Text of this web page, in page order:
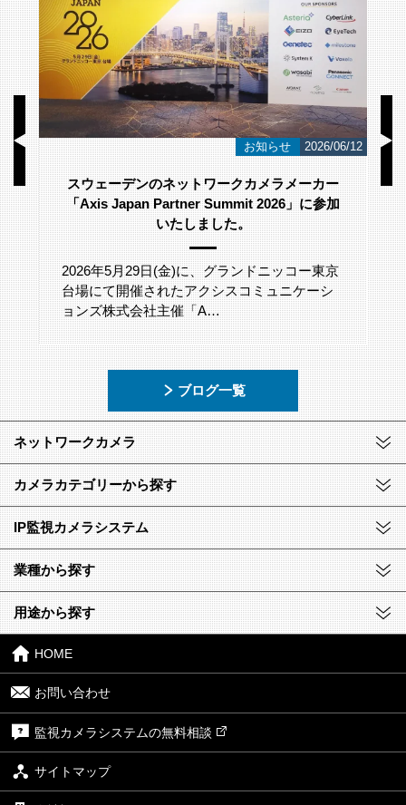
23 お知らせ 2026/06/12
スウェーデンのネットワークカメラメーカー
「Axis Japan Partner Summit 2026」に参加
いたしました。
2026年5月29日(金)に、グランドニッコー東京
台場にて開催されたアクシスコミュニケーシ
ョンズ株式会社主催「A…
ブログ一覧
ネットワークカメラ
カメラカテゴリーから探す
IP監視カメラシステム
業種から探す
用途から探す
HOME
お問い合わせ
監視カメラシステムの無料相談
サイトマップ